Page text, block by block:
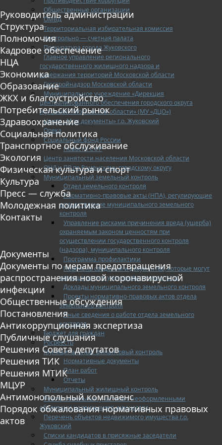
Общественные организации
ОМВД
Территориальная избирательная комиссия
Контрольно — счетная палата
Прокуратура города Жуковского
Главное управление регионального
государственного жилищного надзора и
содержания территорий Московской области
Госстройнадзор Московской области
Муниципальное учреждение «Дирекция
централизованного обеспечения городского округа
Жуковский Московской области» (МУ «ДЦО»)
Центр «Мои документы» г.о. Жуковский
Опека
Социальный фонд России
Новости СФР
Центр занятости населения Московской области
ОНД и ПР по Раменскому городскому округу
Муниципальный земельный контроль
Отдел земельного контроля
Нормативно-правовые акты (НПА), регулирующие
осуществление муниципального земельного
контроля
Управление рисками причинения вреда (ущерба)
охраняемым законом ценностям при
осуществлении государственного контроля
(надзора), муниципального контроля
Программа профилактики
Перечень сведений и документов, которые могут
запрашиваться у контролируемого лица
Доклады муниципального земельного контроля
Проекты нормативно-правовых актов отдела
земельного контроля
Иные сведения о работе отдела земельного
контроля
Бюджет для граждан
Росреестр
Муниципальный финансовый контроль
Нормативные документы
План работ
Отчеты
Муниципальный жилищный контроль
Реестр земельных участков с неоформленными
объектами недвижимого имущества
Перечень объектов недвижимого имущества г.о.
Жуковский
Списки кандидатов в присяжные заседатели
Руководитель администрации
Структура
Полномочия
Кадровое обеспечение
НЦА
Экономика
Образование
ЖКХ и благоустройство
Потребительский рынок
Здравоохранение
Социальная политика
Транспортное обслуживание
Экология
Физическая культура и спорт
Культура
Пресс — служба
Молодежная политика
Контакты
Документы
Документы по мерам предотвращения
распространения новой коронавирусной
инфекции
Общественные обсуждения
Постановления
Антикоррупционная экспертиза
Публичные слушания
Решения Совета депутатов
Решения ТИК
Решения МТИК
МЦУР
Антимонопольный комплаенс
Порядок обжалования нормативных правовых
актов